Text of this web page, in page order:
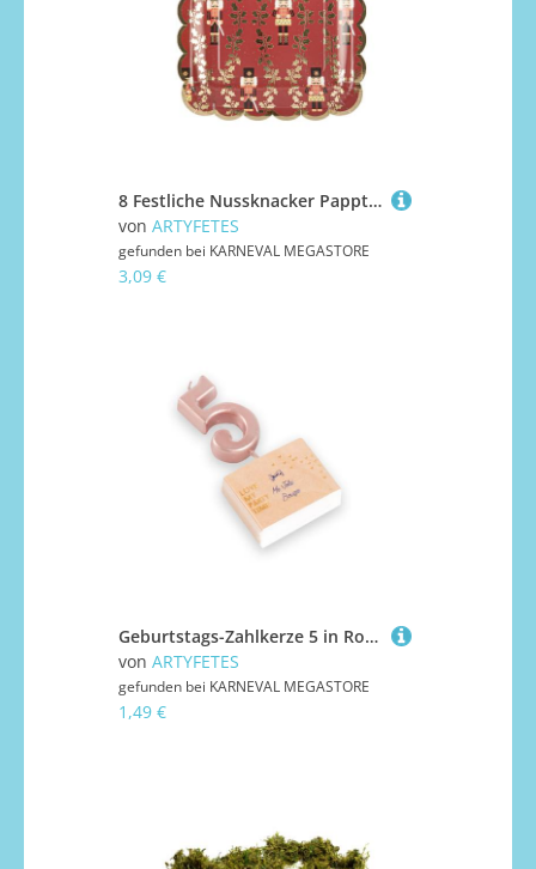
8 Festliche Nussknacker Pappteller gewellt 23 cm
von ARTYFETES
gefunden bei KARNEVAL MEGASTORE
3,09 €
Geburtstags-Zahlkerze 5 in Rosegold-Metallic 4,3 cm
von ARTYFETES
gefunden bei KARNEVAL MEGASTORE
1,49 €